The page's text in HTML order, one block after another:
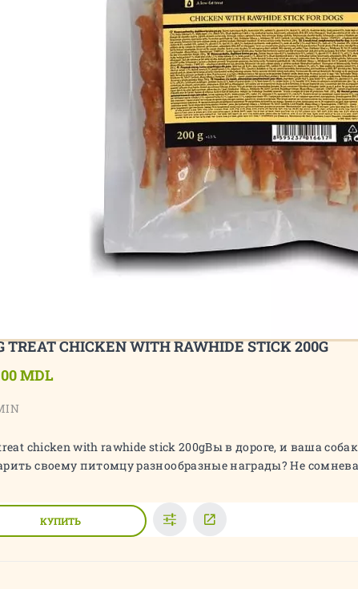
TREAT CHICKEN WITH RAWHIDE STICK 200G
MDL
chicken with rawhide stick 200gВы в дороге, и ваша
своему питомцу разнообразные награды? Не
КУПИТЬ